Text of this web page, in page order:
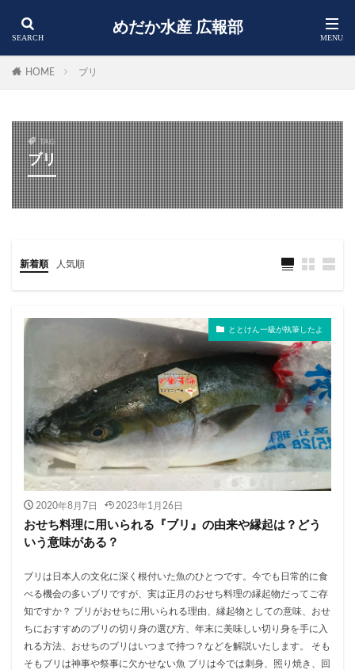
めだか水産 広報部
HOME ブリ
TAG
ブリ
新着順 人気順
ととけん一級が執筆したよ
2020年8月7日 2023年1月26日
おせち料理に用いられる『ブリ』の由来や縁起は？どう
いう意味がある？
ブリは日本人の文化に深く根付いた魚のひとつです。今でも日常的に食
べる機会の多いブリですが、実は正月のおせち料理の縁起物だってご存
知ですか？ ブリがおせちに用いられる理由、縁起物としての意味、おせ
ちにおすすめのブリの切り身の選び方、年末に美味しい切り身を手に入
れる方法、おせちのブリはいつまで持つ？などを解説いたします。 そも
そもブリは神事や祭事に欠かせない魚 ブリは今では刺身、照り焼き、回